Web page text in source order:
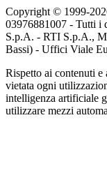
Copyright © 1999-
03976881007 - Tutti i
S.p.A. - RTI S.p.A.,
Bassi) - Uffici Viale
Rispetto ai contenuti e
vietata ogni
intelligenza artificiale
utilizzare mezzi